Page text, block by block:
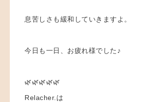
息苦しさも緩和していきますよ。
今日も一日、お疲れ様でした♪
🌿🌿🌿🌿🌿
Relacher.は